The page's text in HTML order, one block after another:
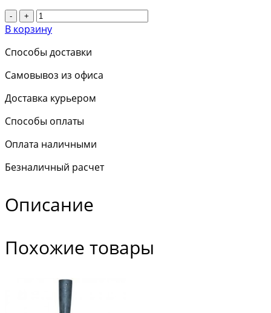
- +
В корзину
Способы доставки
Самовывоз из офиса
Доставка курьером
Способы оплаты
Оплата наличными
Безналичный расчет
Описание
Похожие товары